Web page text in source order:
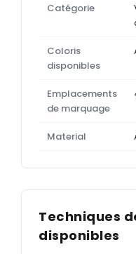
Catégorie
Coloris
disponibles
Emplacements
de marquage
Material
Techniques
disponibles